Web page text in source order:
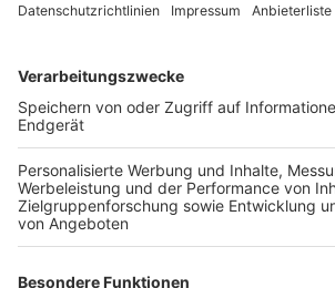
TOP-VEREINE
TOP-PARTNER